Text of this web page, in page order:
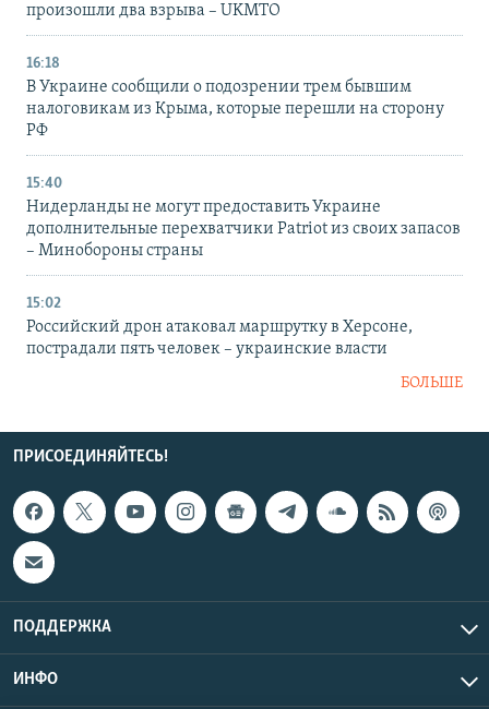
произошли два взрыва – UKMTO
16:18
В Украине сообщили о подозрении трем бывшим
налоговикам из Крыма, которые перешли на сторону
РФ
15:40
Нидерланды не могут предоставить Украине
дополнительные перехватчики Patriot из своих запасов
– Минобороны страны
15:02
Российский дрон атаковал маршрутку в Херсоне,
пострадали пять человек – украинские власти
БОЛЬШЕ
ПРИСОЕДИНЯЙТЕСЬ!
ПОДДЕРЖКА
ИНФО